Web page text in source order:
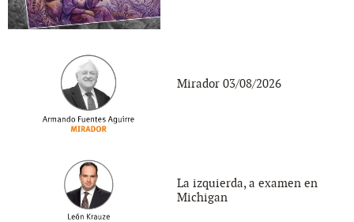
Mirador 03/08/2026
La izquierda, a examen en
Michigan